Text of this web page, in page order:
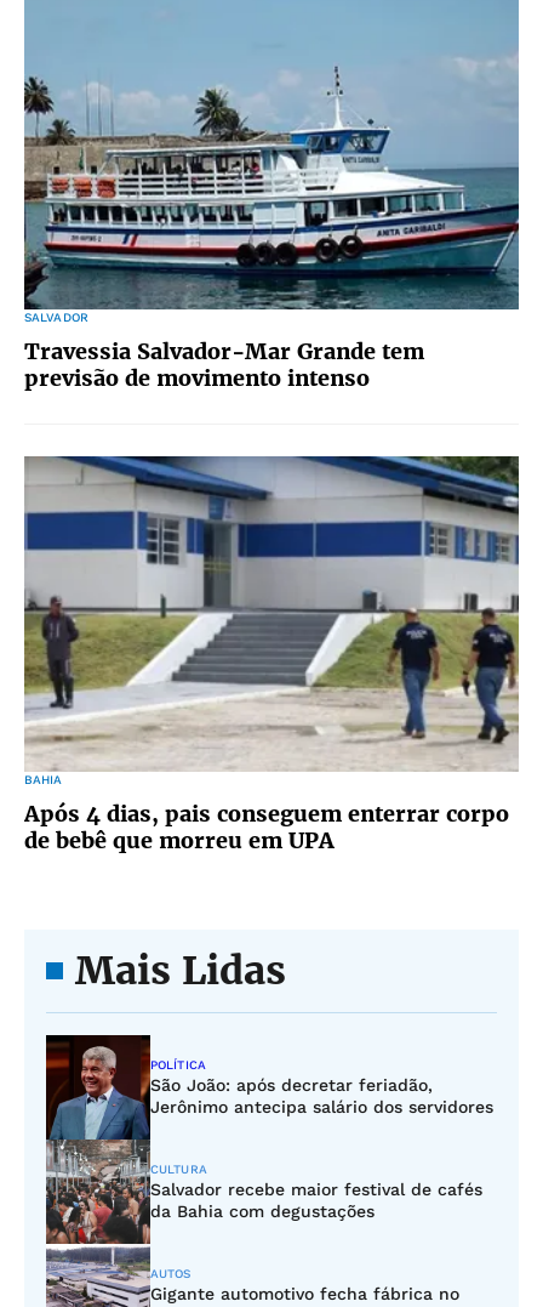
SALVADOR
Travessia Salvador-Mar Grande tem
previsão de movimento intenso
BAHIA
Após 4 dias, pais conseguem enterrar corpo
de bebê que morreu em UPA
Mais Lidas
POLÍTICA
São João: após decretar feriadão,
Jerônimo antecipa salário dos servidores
CULTURA
Salvador recebe maior festival de cafés
da Bahia com degustações
AUTOS
Gigante automotivo fecha fábrica no